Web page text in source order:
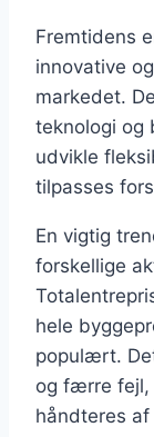
Fremtidens
innovative
markedet.
teknologi og
udvikle
tilpasses
En vigtig
forskellige
hele
populært.
og færre fejl,
håndteres